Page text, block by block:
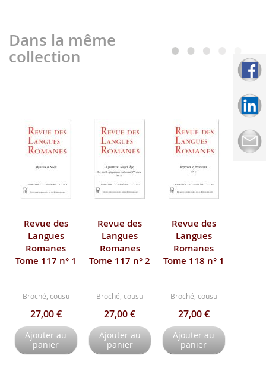
Dans la même
collection
Revue des
Langues
Romanes
Tome 117 n° 1
Broché, cousu
27,00 €
Ajouter au
panier
Revue des
Langues
Romanes
Tome 117 n° 2
Broché, cousu
27,00 €
Ajouter au
panier
Revue des
Langues
Romanes
Tome 118 n° 1
Broché, cousu
27,00 €
Ajouter au
panier